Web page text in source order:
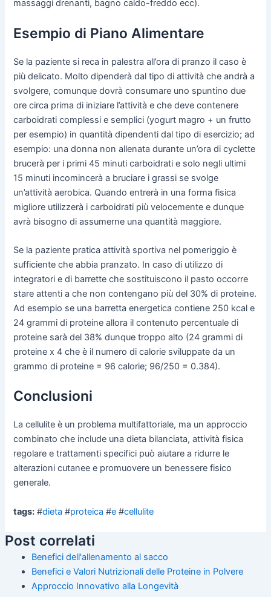
massaggi drenanti, bagno caldo-freddo ecc).
Esempio di Piano Alimentare
Se la paziente si reca in palestra all’ora di pranzo il caso è
più delicato. Molto dipenderà dal tipo di attività che andrà a
svolgere, comunque dovrà consumare uno spuntino due
ore circa prima di iniziare l’attività e che deve contenere
carboidrati complessi e semplici (yogurt magro + un frutto
per esempio) in quantità dipendenti dal tipo di esercizio; ad
esempio: una donna non allenata durante un’ora di cyclette
brucerà per i primi 45 minuti carboidrati e solo negli ultimi
15 minuti incomincerà a bruciare i grassi se svolge
un’attività aerobica. Quando entrerà in una forma fisica
migliore utilizzerà i carboidrati più velocemente e dunque
avrà bisogno di assumerne una quantità maggiore.
Se la paziente pratica attività sportiva nel pomeriggio è
sufficiente che abbia pranzato. In caso di utilizzo di
integratori e di barrette che sostituiscono il pasto occorre
stare attenti a che non contengano più del 30% di proteine.
Ad esempio se una barretta energetica contiene 250 kcal e
24 grammi di proteine allora il contenuto percentuale di
proteine sarà del 38% dunque troppo alto (24 grammi di
proteine x 4 che è il numero di calorie sviluppate da un
grammo di proteine = 96 calorie; 96/250 = 0.384).
Conclusioni
La cellulite è un problema multifattoriale, ma un approccio
combinato che include una dieta bilanciata, attività fisica
regolare e trattamenti specifici può aiutare a ridurre le
alterazioni cutanee e promuovere un benessere fisico
generale.
tags: #dieta #proteica #e #cellulite
Post correlati
Benefici dell'allenamento al sacco
Benefici e Valori Nutrizionali delle Proteine in Polvere
Approccio Innovativo alla Longevità